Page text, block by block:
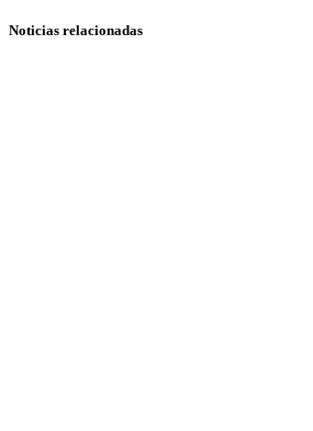
Noticias relacionadas